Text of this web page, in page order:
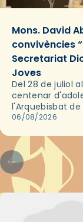
Mons. David
convivències
Secretariat
Joves
Del 28 de juliol
centenar
l'Arquebisbat
les convivències
06/08/2026